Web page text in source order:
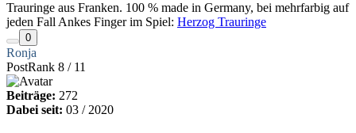
Trauringe aus Franken. 100 % made in Germany, bei mehrfarbig auf
jeden Fall Ankes Finger im Spiel: Herzog Trauringe
0
Ronja
PostRank 8 / 11
Beiträge: 272
Dabei seit: 03 / 2020